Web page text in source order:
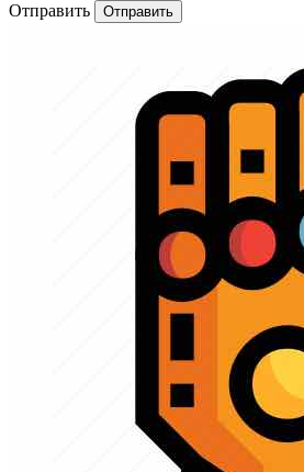
Отправить Отправить